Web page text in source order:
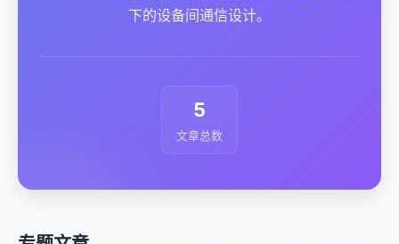
下的设备间通信设计。
5
文章总数